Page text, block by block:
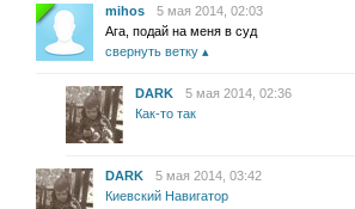
mihos
5 мая 2014, 02:03
Ага, подай на меня в суд
свернуть ветку
DARK
5 мая 2014, 02:36
Как-то так
DARK
5 мая 2014, 03:42
Киевский Навигатор